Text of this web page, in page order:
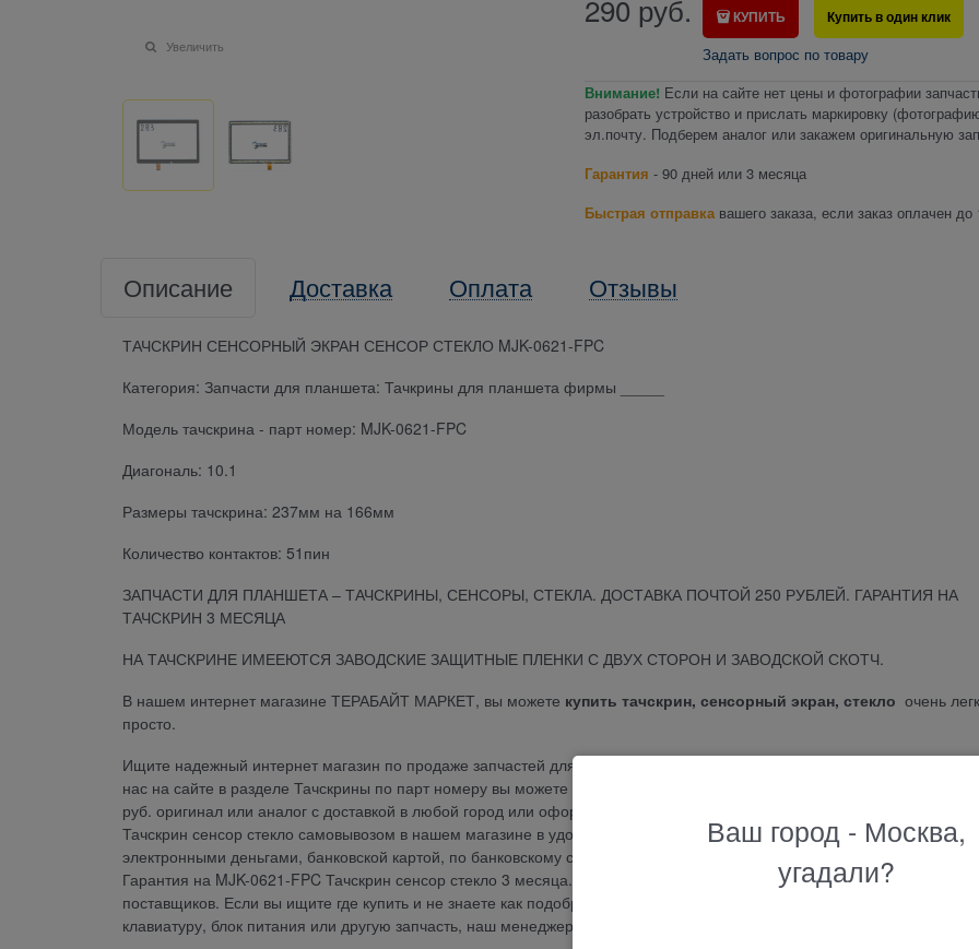
Увеличить
290 руб. КУПИТЬ Купить в один клик
Задать вопрос по товару
Внимание! Если на сайте нет цены и фотографии
разобрать устройство и прислать маркировку
эл.почту. Подберем аналог или закажем оригинальную
Гарантия - 90 дней или 3 месяца
Быстрая отправкавашего заказа, если заказ оплачен до
Описание Доставка Оплата Отзывы
ТАЧСКРИН СЕНСОРНЫЙ ЭКРАН СЕНСОР СТЕКЛО MJK-0621-FPC
Категория: Запчасти для планшета: Тачкрины для планшета фирмы _____
Модель тачскрина - парт номер: MJK-0621-FPC
Диагональ: 10.1
Размеры тачскрина: 237мм на 166мм
Количество контактов: 51пин
ЗАПЧАСТИ ДЛЯ ПЛАНШЕТА – ТАЧСКРИНЫ, СЕНСОРЫ, СТЕКЛА. ДОСТАВКА ПОЧТОЙ 250 РУБЛЕЙ. ГАРАНТИЯ НА
ТАЧСКРИН 3 МЕСЯЦА
НА ТАЧСКРИНЕ ИМЕЕЮТСЯ ЗАВОДСКИЕ ЗАЩИТНЫЕ ПЛЕНКИ С ДВУХ СТОРОН И ЗАВОДСКОЙ СКОТЧ.
В нашем интернет магазине ТЕРАБАЙТ МАРКЕТ, вы можете купить тачскрин, сенсорный экран, стекло очень
просто.
Ищите надежный интернет магазин по продаже запчастей для планшетов, телефонов, ноутбуков и другой
нас на сайте в разделе Тачскрины по парт номеру вы можете приобрести MJK-0621-FPC Тачскрин сенсор стекло за
руб. оригинал или аналог с доставкой в любой город или оформить самовывоз и получить ваш заказ MJK-0621-FPC
Тачскрин сенсор стекло самовывозом в нашем магазине в удобном пункте выдачи. Оплатить заказ можно наличными,
электронными деньгами, банковской картой, по банковскому счету, наложенным платежом или по безналичному
Гарантия на MJK-0621-FPC Тачскрин сенсор стекло 3 месяца. Огромный выбор оригинальный запчастей напрямую от
поставщиков. Если вы ищите где купить и не знаете как подобрать тачскрин, сенсор, экран, дисплей, аккумулятор,
клавиатуру, блок питания или другую запчасть, наш менеджер ответит на любые вопросы.
Ваш город - Москва,
угадали?